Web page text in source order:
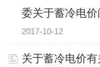
委关于蓄冷电价
2017-10-12
关于蓄冷电价